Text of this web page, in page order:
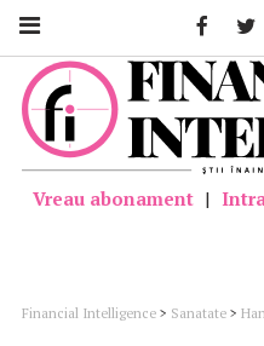
Vreau abonament |
Financial Intelligence > Sanatate >
FacebookTwitter